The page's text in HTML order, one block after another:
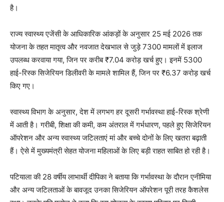
है।
राज्य स्वास्थ्य एजेंसी के आधिकारिक आंकड़ों के अनुसार 25 मई 2026 तक
योजना के तहत मातृत्व और नवजात देखभाल से जुड़े 7300 मामलों में इलाज
उपलब्ध करवाया गया, जिन पर करीब ₹7.04 करोड़ खर्च हुए। इनमें 5300
हाई-रिस्क सिजेरियन डिलीवरी के मामले शामिल हैं, जिन पर ₹6.37 करोड़ खर्च
किए गए।
स्वास्थ्य विभाग के अनुसार, देश में लगभग हर दूसरी गर्भावस्था हाई-रिस्क श्रेणी
में आती है। गरीबी, शिक्षा की कमी, कम अंतराल में गर्भधारण, पहले हुए सिजेरियन
ऑपरेशन और अन्य स्वास्थ्य जटिलताएं मां और बच्चे दोनों के लिए खतरा बढ़ाती
हैं। ऐसे में मुख्यमंत्री सेहत योजना महिलाओं के लिए बड़ी राहत साबित हो रही है।
पटियाला की 28 वर्षीय लाभार्थी दीपिका ने बताया कि गर्भावस्था के दौरान एनीमिया
और अन्य जटिलताओं के बावजूद उनका सिजेरियन ऑपरेशन पूरी तरह कैशलेस